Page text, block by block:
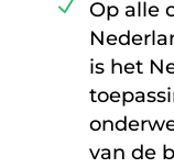
Op alle
is het
van de